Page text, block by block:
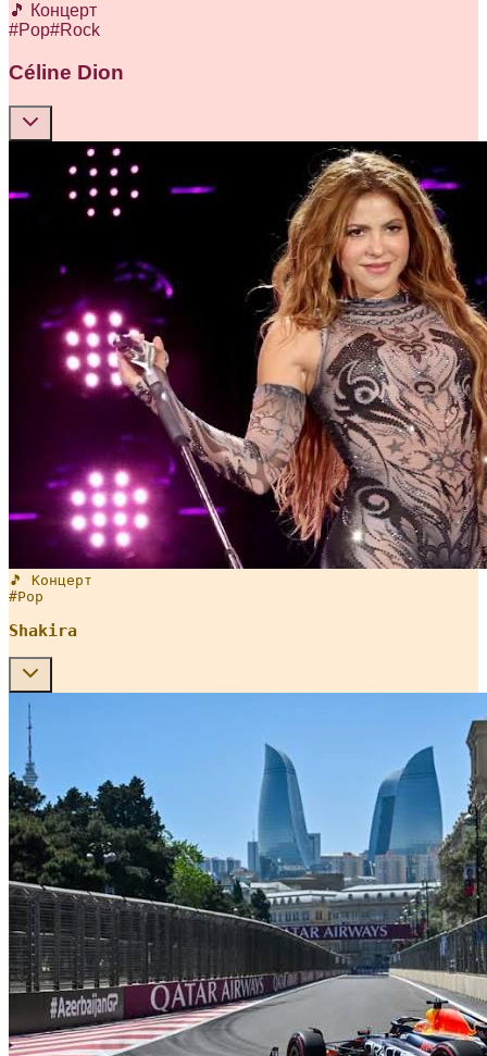
🎵 Концерт
#Pop#Rock
Céline Dion
🎵 Концерт
#Pop
Shakira